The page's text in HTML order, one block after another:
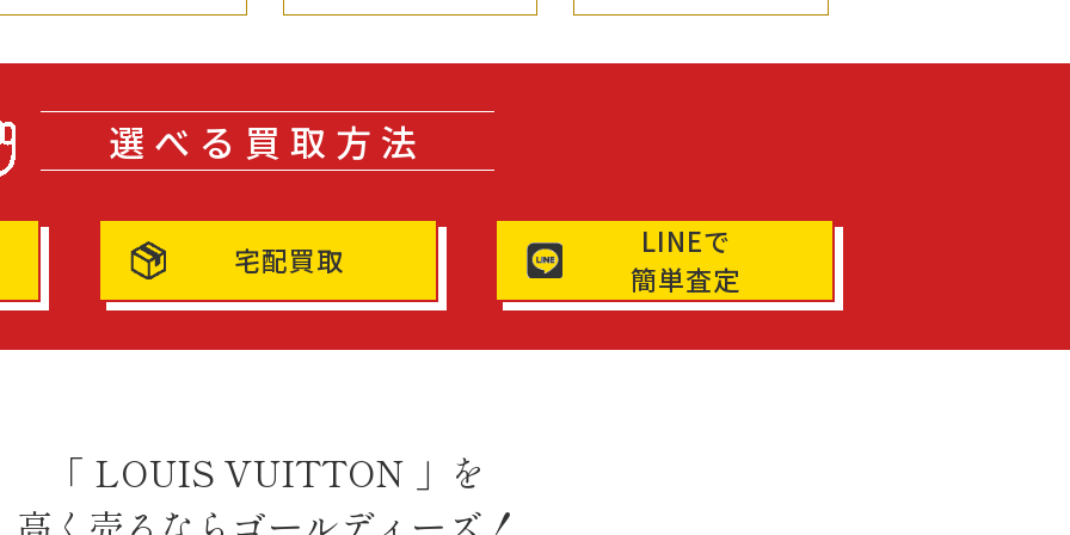
選べる買取方法
宅配買取
LINEで
簡単査定
「 LOUIS VUITTON 」を